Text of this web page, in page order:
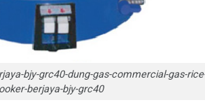
bjy-grc40-dung-gas-commercial-gas-
berjaya-bjy-grc40